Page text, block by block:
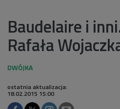
Baudelaire i
Rafała
ostatnia aktualizacja:
18.02.2015 15:00